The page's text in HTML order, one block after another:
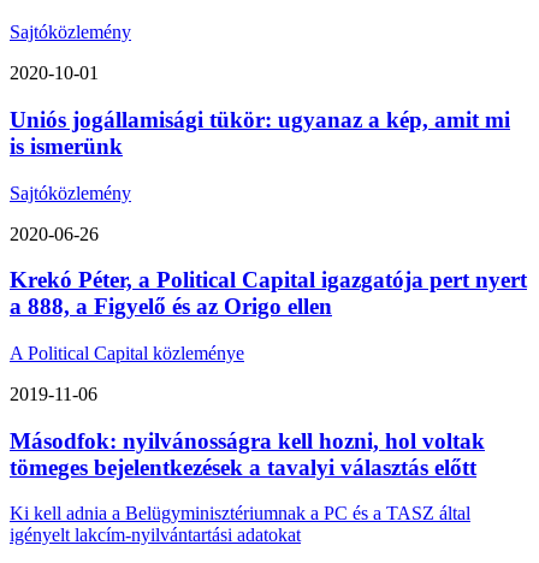
Sajtóközlemény
2020-10-01
Uniós jogállamisági tükör: ugyanaz a kép, amit mi
is ismerünk
Sajtóközlemény
2020-06-26
Krekó Péter, a Political Capital igazgatója pert nyert
a 888, a Figyelő és az Origo ellen
A Political Capital közleménye
2019-11-06
Másodfok: nyilvánosságra kell hozni, hol voltak
tömeges bejelentkezések a tavalyi választás előtt
Ki kell adnia a Belügyminisztériumnak a PC és a TASZ által
igényelt lakcím-nyilvántartási adatokat